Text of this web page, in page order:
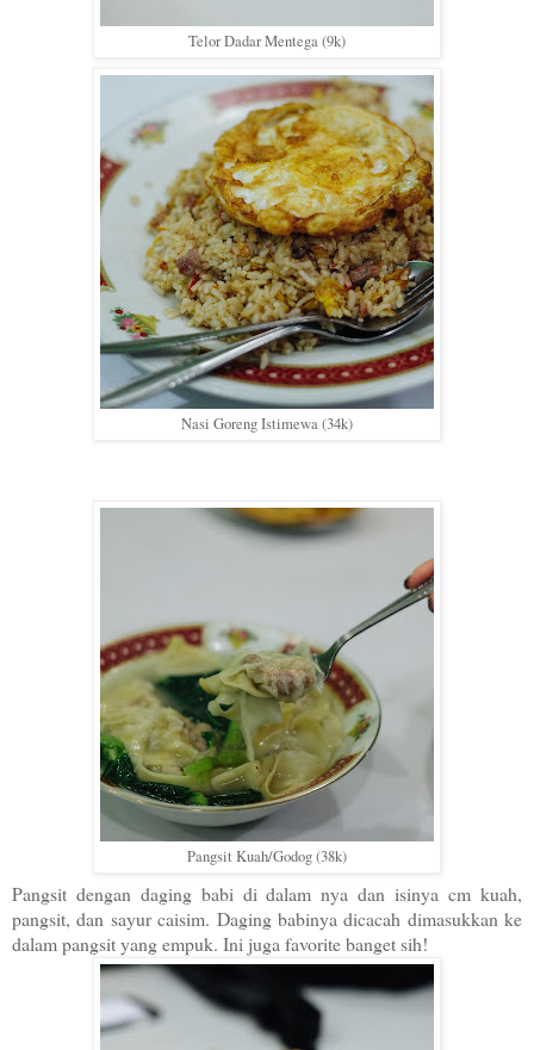
Telor Dadar Mentega (9k)
Nasi Goreng Istimewa (34k)
Pangsit Kuah/Godog (38k)
Pangsit dengan daging babi di dalam nya dan isinya cm kuah,
pangsit, dan sayur caisim. Daging babinya dicacah dimasukkan ke
dalam pangsit yang empuk. Ini juga favorite banget sih!